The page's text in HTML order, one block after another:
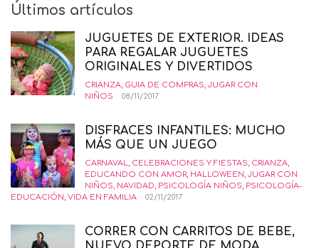
Últimos artículos
JUGUETES DE EXTERIOR. IDEAS
PARA REGALAR JUGUETES
ORIGINALES Y DIVERTIDOS
CRIANZA, GUIA DE COMPRAS, JUGAR CON
NIÑOS
08/11/2017
DISFRACES INFANTILES: MUCHO
MÁS QUE UN JUEGO
CARNAVAL, CELEBRACIONES Y FIESTAS, CRIANZA,
EDUCANDO CON AMOR, HALLOWEEN, JUGAR CON
NIÑOS, NAVIDAD, PSICOLOGÍA NIÑOS, PSICOLOGÍA-
EDUCACIÓN, VIDA EN FAMILIA 02/11/2017
CORRER CON CARRITOS DE BEBE,